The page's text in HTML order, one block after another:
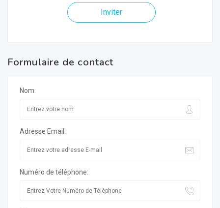
Inviter
Formulaire de contact
Nom:
Adresse Email:
Numéro de téléphone: